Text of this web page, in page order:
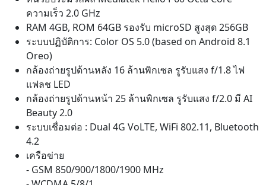
แฟลช LED
กล้องถ่ายรูปด้านหน้า 25 ล้านพิกเซล รูรับแสง f/2.0 มี AI
Beauty 2.0
ระบบเชื่อมต่อ : Dual 4G VoLTE, WiFi 802.11, Bluetooth
4.2
เครือข่าย
- GSM 850/900/1800/1900 MHz
- WCDMA 5/8/1
- LTE Bands 1/3/5/8/38/40/41
เทคโนโลยีการรับ/ส่งข้อมูล
- 2G: EDGE/GPRS
- 3G: HSPA+
- 4G